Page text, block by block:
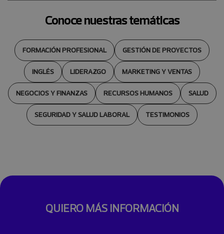
Conoce nuestras temáticas
FORMACIÓN PROFESIONAL GESTIÓN DE PROYECTOS
INGLÉS LIDERAZGO MARKETING Y VENTAS
NEGOCIOS Y FINANZAS RECURSOS HUMANOS SALUD
SEGURIDAD Y SALUD LABORAL TESTIMONIOS
QUIERO MÁS INFORMACIÓN